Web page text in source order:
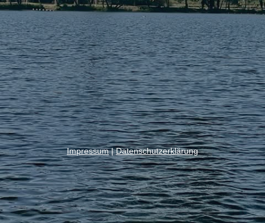
Impressum|Datenschutzerklärung